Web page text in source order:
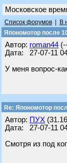
Московское
Список форумов В
Япономотор после
Автор: roman44
Дата: 27-07-11
У меня вопрос-
Re: Япономотор
Автор: ПУХ
Дата: 27-07-11
Смотря из под